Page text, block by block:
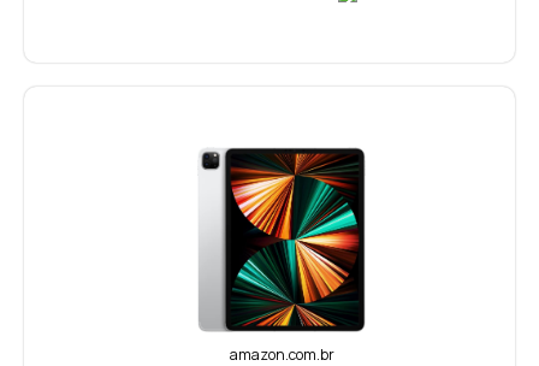
amazon.com.br